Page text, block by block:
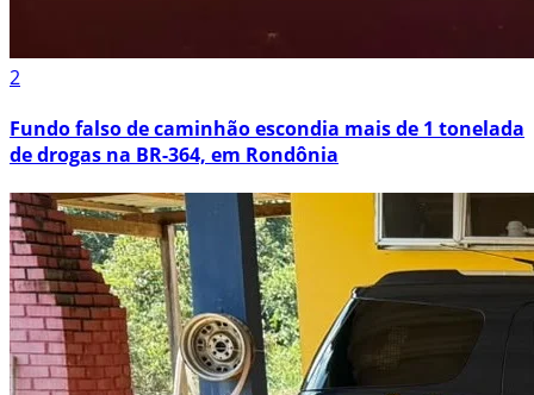
2
Fundo falso de caminhão escondia mais de 1 tonelada
de drogas na BR-364, em Rondônia